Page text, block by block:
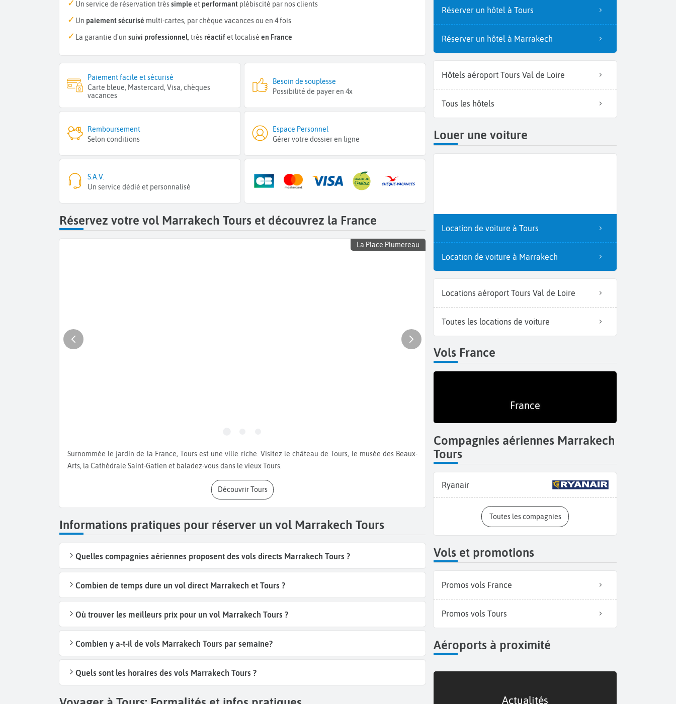
Un service de réservation trèssimple et performant plébiscité par nos clients
Un paiement sécurisé multi-cartes, par chèque vacances ou en 4 fois
La garantie d'un suivi professionnel, très réactifet localisé en France
Paiement facile et sécurisé
Carte bleue, Mastercard, Visa, chèques
vacances
Besoin de souplesse
Possibilité de payer en 4x
Remboursement
Selon conditions
Espace Personnel
Gérer votre dossier en ligne
S.A.V.
Un service dédié et personnalisé
Réservez votre vol Marrakech Tours et découvrez la France
La Place Plumereau
Surnommée le jardin de la France, Tours est une ville riche. Visitez le château de Tours, le musée des Beaux-
Arts, la Cathédrale Saint-Gatien et baladez-vous dans le vieux Tours.
Découvrir Tours
Informations pratiques pour réserver un vol Marrakech Tours
Quelles compagnies aériennes proposent des vols directs Marrakech Tours ?
Combien de temps dure un vol direct Marrakech et Tours ?
Où trouver les meilleurs prix pour un vol Marrakech Tours ?
Combien y a-t-il de vols Marrakech Tours par semaine?
Quels sont les horaires des vols Marrakech Tours ?
Réserver un hôtel à Tours
Réserver un hôtel à Marrakech
Hôtels aéroport Tours Val de Loire
Tous les hôtels
Louer une voiture
Location de voiture à Tours
Location de voiture à Marrakech
Locations aéroport Tours Val de Loire
Toutes les locations de voiture
Vols France
France
Compagnies aériennes Marrakech
Tours
Ryanair
Toutes les compagnies
Vols et promotions
Promos vols France
Promos vols Tours
Aéroports à proximité
Actualités